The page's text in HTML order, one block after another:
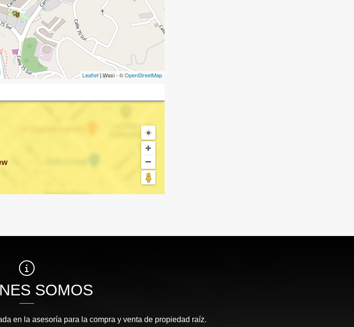
Leaflet| Wasi - ©OpenStreetMap
SOMOS
en la asesoría para la compra y venta de propiedad raíz.